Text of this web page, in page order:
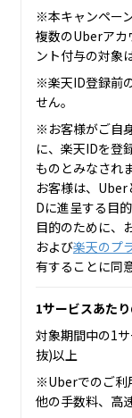
※本キャンペー
複数のUberアカ
ント付与の対象
※楽天ID登録前
せん。
※お客様がご自
に、楽天IDを登
ものとみなされま
お客様は、Uber
Dに進呈する目
目的のために、
および楽天のプ
有することに同
1サービスあた
対象期間中の1
抜)以上
※Uberでのご利
他の手数料、高